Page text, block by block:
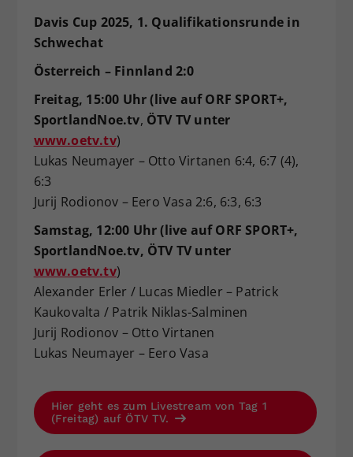
Davis Cup 2025, 1. Qualifikationsrunde in
Schwechat
Österreich – Finnland 2:0
Freitag, 15:00 Uhr (live auf ORF SPORT+,
SportlandNoe.tv, ÖTV TV unter
www.oetv.tv)
Lukas Neumayer – Otto Virtanen 6:4, 6:7 (4),
6:3
Jurij Rodionov – Eero Vasa 2:6, 6:3, 6:3
Samstag, 12:00 Uhr (live auf ORF SPORT+,
SportlandNoe.tv, ÖTV TV unter
www.oetv.tv)
Alexander Erler / Lucas Miedler – Patrick
Kaukovalta / Patrik Niklas-Salminen
Jurij Rodionov – Otto Virtanen
Lukas Neumayer – Eero Vasa
Hier geht es zum Livestream von Tag 1
(Freitag) auf ÖTV TV.